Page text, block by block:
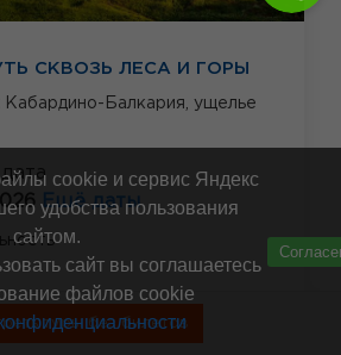
СКВОЗЬ ЛЕСА И ГОРЫ
Кабардино-Балкария, ущелье
Ещё даты
от
туры без билетов
cookie и сервис Яндекс
удобства пользования
сайтом.
сайт вы соглашаетесь
файлов cookie